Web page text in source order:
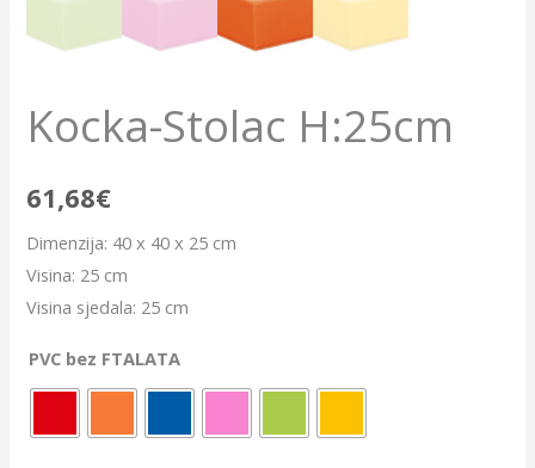
Kocka-Stolac H:25cm
61,68€
Dimenzija: 40 x 40 x 25 cm
Visina: 25 cm
Visina sjedala: 25 cm
PVC bez FTALATA